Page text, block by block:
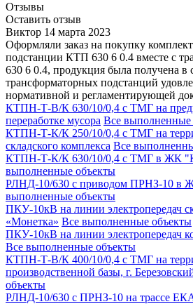
Отзывы
Оставить отзыв
Виктор 14 марта 2023
Оформляли заказ на покупку
подстанции КТП 630 6 0.4 вместе с
630 6 0.4, продукция была получена в
трансформаторных подстанций
нормативной и регламентирующей
КТПН-Т-В/К 630/10/0,4 с ТМГ на
переработке мусора Все выполненные
КТПН-Т-К/К 250/10/0,4 с ТМГ на
складского комплекса Все
КТПН-Т-К/К 630/10/0,4 с ТМГ в ЖК
выполненные объекты
РЛНД-10/630 с приводом ПРНЗ-10 в
выполненные объекты
ПКУ-10кВ на линии электропередач
«Монетка» Все выполненные объекты
ПКУ-10кВ на линии электропередач
Все выполненные объекты
КТПН-Т-В/К 400/10/0,4 с ТМГ на
производственной базы, г.
объекты
РЛНД-10/630 с ПРНЗ-10 на трассе